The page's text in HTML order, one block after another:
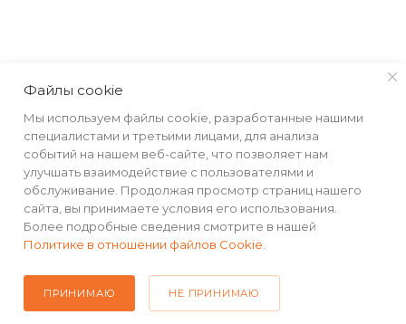
КАТАЛОГ
РЕКВИЗИТЫ
ПОМОЩЬ
Файлы cookie
Мы используем файлы cookie, разработанные нашими
специалистами и третьими лицами, для анализа
событий на нашем веб-сайте, что позволяет нам
улучшать взаимодействие с пользователями и
обслуживание. Продолжая просмотр страниц нашего
сайта, вы принимаете условия его использования.
Более подробные сведения смотрите в нашей
Политике в отношении файлов Cookie
ПРИНИМАЮ НЕ ПРИНИМАЮ